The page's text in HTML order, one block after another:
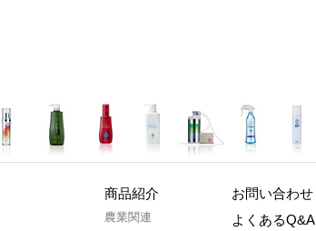
商品紹介
農業関連
お問い合わせ
よくあるQ&A